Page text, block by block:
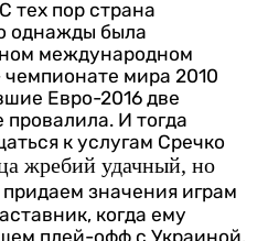
С тех пор страна
однажды была
международном
мира 2010
Евро-2016 две
И тогда
к услугам Сречко
жребий удачный, но
значения играм
когда ему